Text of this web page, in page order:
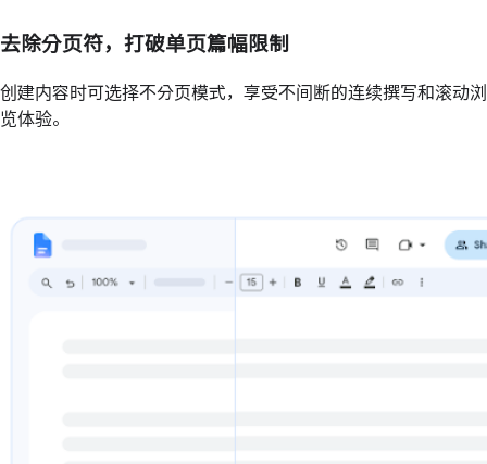
去除分页符，打破单页篇幅限制
创建内容时可选择不分页模式，享受不间断的连续撰写和滚动浏
览体验。